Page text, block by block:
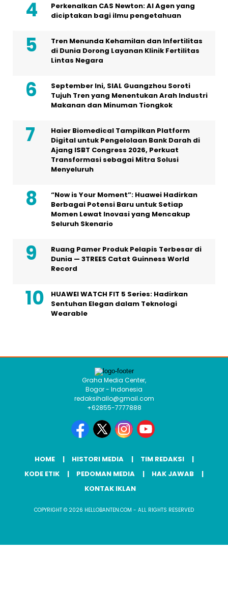
Perkenalkan CAS Newton: AI Agen yang
diciptakan bagi ilmu pengetahuan
Tren Menunda Kehamilan dan Infertilitas
di Dunia Dorong Layanan Klinik Fertilitas
Lintas Negara
September Ini, SIAL Guangzhou Soroti
Tujuh Tren yang Menentukan Arah Industri
Makanan dan Minuman Tiongkok
Haier Biomedical Tampilkan Platform
Digital untuk Pengelolaan Bank Darah di
Ajang ISBT Congress 2026, Perkuat
Transformasi sebagai Mitra Solusi
Menyeluruh
“Now is Your Moment”: Huawei Hadirkan
Berbagai Potensi Baru untuk Setiap
Momen Lewat Inovasi yang Mencakup
Seluruh Skenario
Ruang Pamer Produk Pelapis Terbesar di
Dunia — 3TREES Catat Guinness World
Record
HUAWEI WATCH FIT 5 Series: Hadirkan
Sentuhan Elegan dalam Teknologi
Wearable
Graha Media Center,
Bogor - Indonesia
redaksihallo@gmail.com
+62855-7777888
HOME HISTORI MEDIA
TIM REDAKSI
KODE ETIK
PEDOMAN MEDIA
HAK JAWAB
KONTAK IKLAN
COPYRIGHT © 2026 HELLOBANTEN.COM - ALL RIGHTS RESERVED